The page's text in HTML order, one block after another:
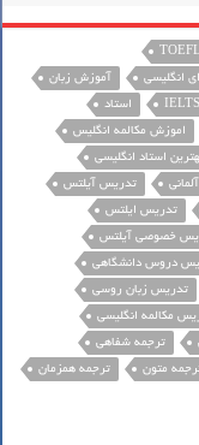
TOEFL
انگلیسی
آموزش زبان
استاد
اموزش مکالمه انگلیس
استاد انگلیسی
تدریس آیلتس
تدریس ایلتس
خصوصی آیلتس
دروس دانشگاهی
تدریس زبان روسی
مکالمه انگلیسی
ترجمه شفاهی
متون
ترجمه همزمان